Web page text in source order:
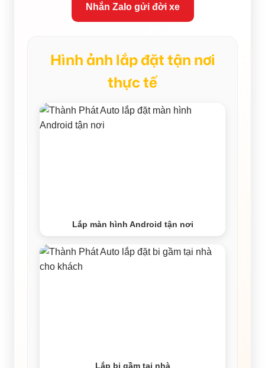
Nhắn Zalo gửi đời xe
Hình ảnh lắp đặt tận nơi
thực tế
Lắp màn hình Android tận nơi
Lắp bi gầm tại nhà